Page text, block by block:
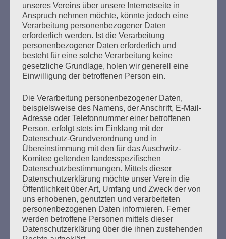
Vor dem Urteil. Der Prozess gegen
Bruno D., die deutsche Justiz und wir
heute
Erstellt am 22. Juli 2020
„Das ist alles eine Farce!“, brach es aus Esther Bejarano
heraus. „Er hat alles gesehen, er hat alles gewusst!“ Am 9.
Dezember 2019 hatte die Überlebende der KZ Auschwitz
und Ravensbrück einer Verhandlung im Stutthof-Prozess
beigewohnt. Im Hamburger Prozess gegen einen
ehemaligen SS-Wachmann des KZ Stutthof hat der
Verteidiger einen Freispruch verlangt. Aus damaliger
Sicht…
mehr ...
unseres Vereins über unsere Internetseite in
Anspruch nehmen möchte, könnte jedoch eine
Verarbeitung personenbezogener Daten
erforderlich werden. Ist die Verarbeitung
personenbezogener Daten erforderlich und
besteht für eine solche Verarbeitung keine
gesetzliche Grundlage, holen wir generell eine
Einwilligung der betroffenen Person ein.
Die Verarbeitung personenbezogener Daten,
beispielsweise des Namens, der Anschrift, E-Mail-
Adresse oder Telefonnummer einer betroffenen
Person, erfolgt stets im Einklang mit der
Datenschutz-Grundverordnung und in
Übereinstimmung mit den für das Auschwitz-
Komitee geltenden landesspezifischen
Datenschutzbestimmungen. Mittels dieser
Datenschutzerklärung möchte unser Verein die
Öffentlichkeit über Art, Umfang und Zweck der von
uns erhobenen, genutzten und verarbeiteten
personenbezogenen Daten informieren. Ferner
werden betroffene Personen mittels dieser
Datenschutzerklärung über die ihnen zustehenden